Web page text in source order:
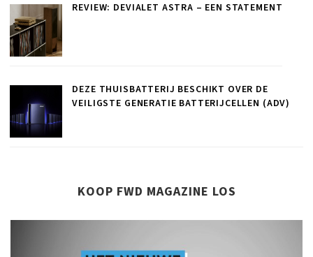
REVIEW: DEVIALET ASTRA – EEN STATEMENT
DEZE THUISBATTERIJ BESCHIKT OVER DE
VEILIGSTE GENERATIE BATTERIJCELLEN (ADV)
KOOP FWD MAGAZINE LOS